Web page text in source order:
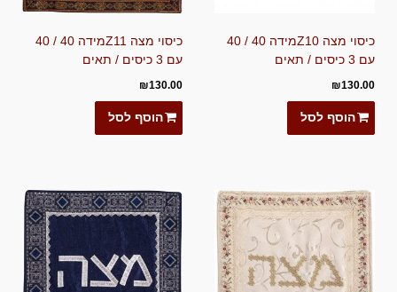
כיסוי מצה Z10מידה 40 / 40
עם 3 כיסים / תאים
₪130.00
הוסף לסל
כיסוי מצה Z11מידה 40 / 40
עם 3 כיסים / תאים
₪130.00
הוסף לסל